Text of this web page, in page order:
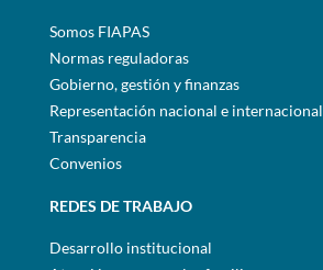
Somos FIAPAS
Normas reguladoras
Gobierno, gestión y finanzas
Representación nacional e internacional
Transparencia
Convenios
REDES DE TRABAJO
Desarrollo institucional